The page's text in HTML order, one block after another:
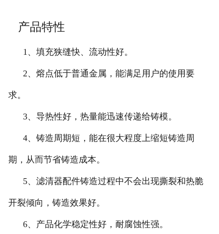
产品特性
1、填充狭缝快、流动性好。
2、熔点低于普通金属，能满足用户的使用要
求。
3、导热性好，热量能迅速传递给铸模。
4、铸造周期短，能在很大程度上缩短铸造周
期，从而节省铸造成本。
5、滤清器配件铸造过程中不会出现撕裂和热脆
开裂倾向，铸造效果好。
6、产品化学稳定性好，耐腐蚀性强。